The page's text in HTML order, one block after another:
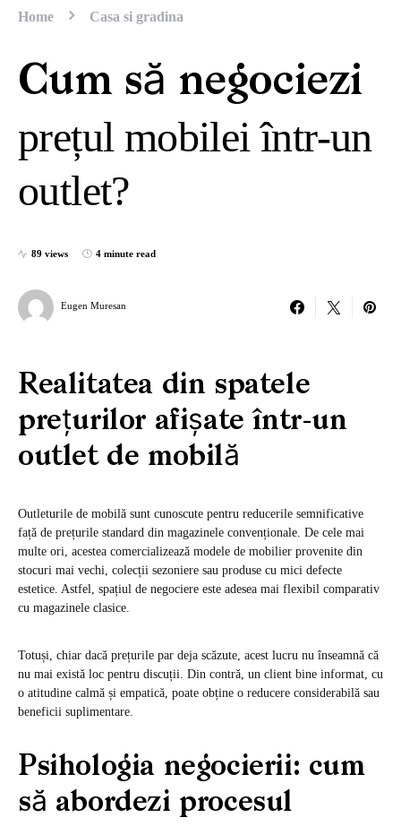
Home Casa si gradina
Cum să negociezi
prețul mobilei într-un
outlet?
89 views 4 minute read
Eugen Muresan
Realitatea din spatele
prețurilor afișate într-un
outlet de mobilă
Outleturile de mobilă sunt cunoscute pentru reducerile semnificative
față de prețurile standard din magazinele convenționale. De cele mai
multe ori, acestea comercializează modele de mobilier provenite din
stocuri mai vechi, colecții sezoniere sau produse cu mici defecte
estetice. Astfel, spațiul de negociere este adesea mai flexibil comparativ
cu magazinele clasice.
Totuși, chiar dacă prețurile par deja scăzute, acest lucru nu înseamnă că
nu mai există loc pentru discuții. Din contră, un client bine informat, cu
o atitudine calmă și empatică, poate obține o reducere considerabilă sau
beneficii suplimentare.
Psihologia negocierii: cum
să abordezi procesul